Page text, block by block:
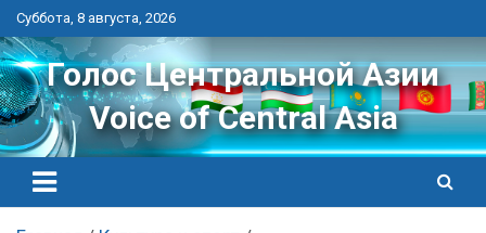
Перейти
к
контенту
Суббота, 8 августа, 2026
Голос Центральной Азии
Voice of Central Asia